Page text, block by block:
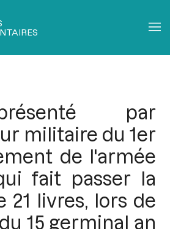
par
militaire du 1er
de l'armée
fait passer la
21 livres, lors de
15 germinal an